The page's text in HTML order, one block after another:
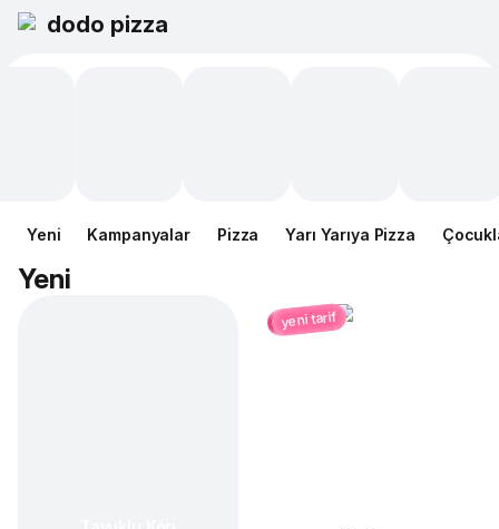
dodo pizza
Yeni Kampanyalar Pizza Yarı Yarıya Pizza
Yeni
yeni tarif